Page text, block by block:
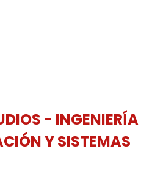
- INGENIERÍA
Y SISTEMAS